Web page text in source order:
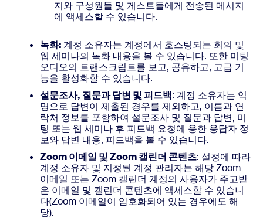
지와 구성원들 및 게스트들에게 전송된 메시지
에 액세스할 수 있습니다.
녹화:계정 소유자는 계정에서 호스팅되는 회의 및
웹 세미나의 녹화 내용을 볼 수 있습니다. 또한 미팅
오디오의 트랜스크립트를 보고, 공유하고, 고급 기
능을 활성화할 수 있습니다.
설문조사, 질문과 답변 및 피드백: 계정 소유자는 익
명으로 답변이 제출된 경우를 제외하고, 이름과 연
락처 정보를 포함하여 설문조사 및 질문과 답변, 미
팅 또는 웹 세미나 후 피드백 요청에 응한 응답자 정
보와 답변 내용, 피드백을 볼 수 있습니다.
Zoom 이메일 및 Zoom 캘린더 콘텐츠: 설정에 따라
계정 소유자 및 지정된 계정 관리자는 해당 Zoom
이메일 또는 Zoom 캘린더 계정의 사용자가 주고받
은 이메일 및 캘린더 콘텐츠에 액세스할 수 있습니
다(Zoom 이메일이 암호화되어 있는 경우에도 해
당).